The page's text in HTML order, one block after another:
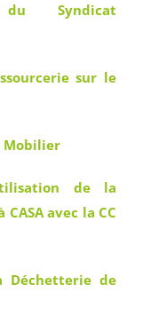
du Syndicat
sur le
Mobilier
de la
avec la CC
Déchetterie de